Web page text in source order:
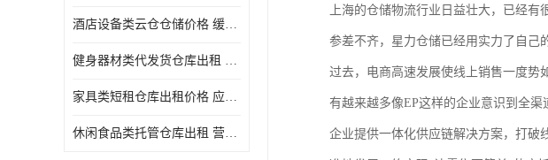
酒店设备类云仓仓储价格 缓解企业储存压力 智能电商配套
健身器材类代发货仓库出租 租期灵活 新媒体平台配套
家具类短租仓库出租价格 应用广泛 智能电商配套
休闲食品类托管仓库出租 营造良好环境氛围 垂直电商配套
上海的仓储物流行业日益壮大，已经
参差不齐，星力仓储已经用实力了自己
过去，电商高速发展使线上销售一度势
有越来越多像EP这样的企业意识到全
企业提供一体化供应链解决方案，打破